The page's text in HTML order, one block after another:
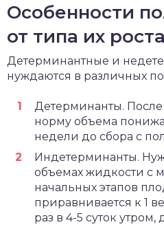
Особенности
от типа их роста
Детерминантные и
нуждаются в различных
Детерминанты.
норму объема
недели до сбора с
Индетерминанты.
объемах жидкости с
начальных этапов
приравнивается к 1
раз в 4-5 суток